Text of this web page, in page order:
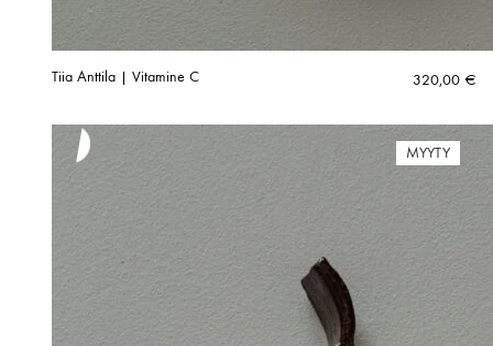
Tiia Anttila | Vitamine C 320,00 €
MYYTY